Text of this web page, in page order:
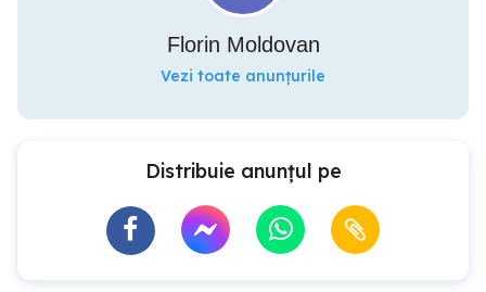
Florin Moldovan
Vezi toate anunțurile
Distribuie anunțul pe